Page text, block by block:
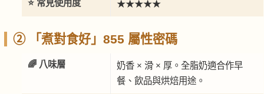
⭐ 常見使用度 ★★★★★
② 「煮對食好」855 屬性密碼
🌈 八味層
奶香 × 滑 × 厚。全脂奶適合作早
餐、飲品與烘焙用途。